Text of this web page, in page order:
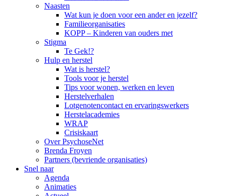
Naasten
Wat kun je doen voor een ander en jezelf?
Familieorganisaties
KOPP – Kinderen van ouders met
Stigma
Te Gek!?
Hulp en herstel
Wat is herstel?
Tools voor je herstel
Tips voor wonen, werken en leven
Herstelverhalen
Lotgenotencontact en ervaringswerkers
Herstelacademies
WRAP
Crisiskaart
Over PsychoseNet
Brenda Froyen
Partners (bevriende organisaties)
Snel naar
Agenda
Animaties